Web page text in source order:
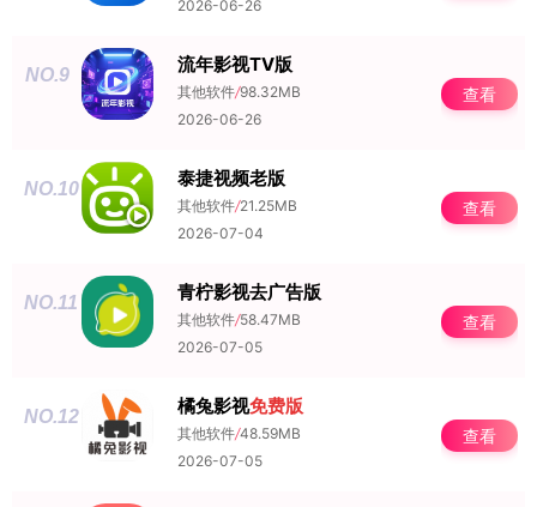
2026-06-26
NO.9 流年影视TV版
其他软件/98.32MB
2026-06-26
查看
NO.10 泰捷视频老版
其他软件/21.25MB
2026-07-04
查看
NO.11 青柠影视去广告版
其他软件/58.47MB
2026-07-05
查看
NO.12 橘兔影视免费版
其他软件/48.59MB
2026-07-05
查看